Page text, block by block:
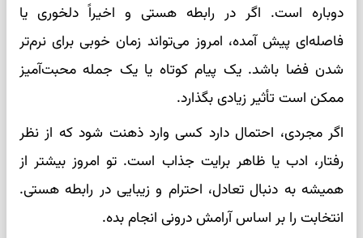
دوباره است. اگر در رابطه هستی و اخیراً دلخوری یا
فاصله‌ای پیش آمده، امروز می‌تواند زمان خوبی برای نرم‌تر
شدن فضا باشد. یک پیام کوتاه یا یک جمله محبت‌آمیز
ممکن است تأثیر زیادی بگذارد.
اگر مجردی، احتمال دارد کسی وارد ذهنت شود که از نظر
رفتار، ادب یا ظاهر برایت جذاب است. تو امروز بیشتر از
همیشه به دنبال تعادل، احترام و زیبایی در رابطه هستی.
انتخابت را بر اساس آرامش درونی انجام بده.